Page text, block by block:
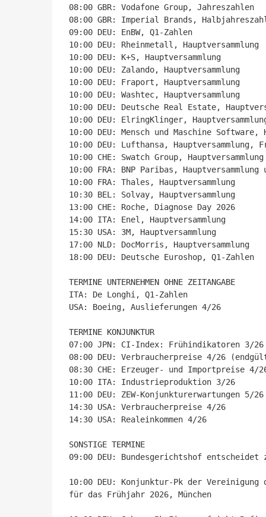
08:00 GBR: Vodafone Group, Jahreszahlen
08:00 GBR: Imperial Brands,
09:00 DEU: EnBW, Q1-Zahlen
10:00 DEU: Rheinmetall, Hauptversammlung
10:00 DEU: K+S, Hauptversammlung
10:00 DEU: Zalando, Hauptversammlung
10:00 DEU: Fraport, Hauptversammlung
10:00 DEU: Washtec, Hauptversammlung
10:00 DEU: Deutsche Real Estate,
10:00 DEU: ElringKlinger,
10:00 DEU: Mensch und Maschine Software,
10:00 DEU: Lufthansa, Hauptversammlung,
10:00 CHE: Swatch Group, Hauptversammlung
10:00 FRA: BNP Paribas,
10:00 FRA: Thales, Hauptversammlung
10:30 BEL: Solvay, Hauptversammlung
13:00 CHE: Roche, Diagnose Day 2026
14:00 ITA: Enel, Hauptversammlung
15:30 USA: 3M, Hauptversammlung
17:00 NLD: DocMorris, Hauptversammlung
18:00 DEU: Deutsche Euroshop, Q1-Zahlen
TERMINE UNTERNEHMEN OHNE ZEITANGABE
ITA: De Longhi, Q1-Zahlen
USA: Boeing, Auslieferungen 4/26
TERMINE KONJUNKTUR
07:00 JPN: CI-Index: Frühindikatoren 3/
08:00 DEU: Verbraucherpreise 4/26
08:30 CHE: Erzeuger- und Importpreise 4/
10:00 ITA: Industrieproduktion 3/26
11:00 DEU: ZEW-Konjunkturerwartungen 5/26
14:30 USA: Verbraucherpreise 4/26
14:30 USA: Realeinkommen 4/26
SONSTIGE TERMINE
09:00 DEU: Bundesgerichtshof
10:00 DEU: Konjunktur-Pk der
für das Frühjahr 2026, München